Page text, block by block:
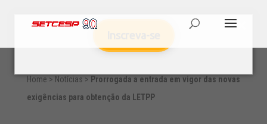
Home > Notícias > Prorrogada a entrada em vigor das novas
exigências para obtenção da LETPP